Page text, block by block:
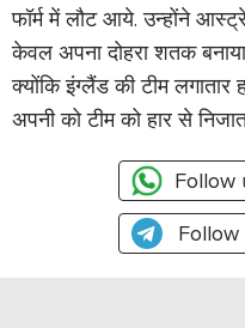
फॉर्म में लौट आये. उन्होंने
केवल अपना दोहरा शतक बनाया
क्योंकि इंग्लैंड की टीम लगातार
अपनी को टीम को हार से
Follow